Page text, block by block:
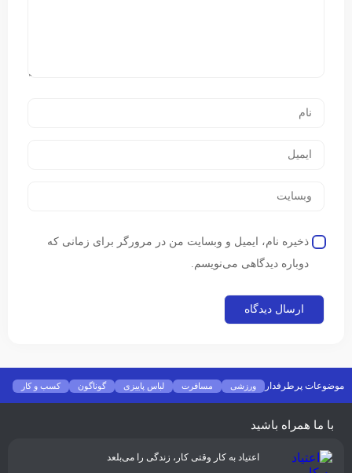
ذخیره نام، ایمیل و وبسایت من در مرورگر برای زمانی که
دوباره دیدگاهی می‌نویسم.
موضوعات پرطرفدار ورزشی مسافرت لباس پاییزی گوناگون
کسب و کار
فشن
غذا و نوشیدنی شیوه زندگی سلامتی تکنولوژی اخبار شرکت ها
با ما همراه باشید
اعتیاد به کار وقتی کار، زندگی را می‌بلعد